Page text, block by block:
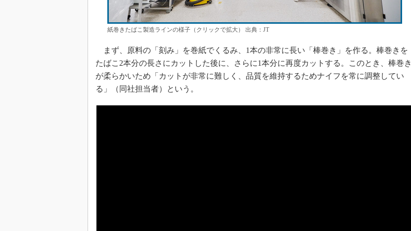
紙巻きたばこ製造ラインの様子（クリックで拡大） 出典：JT
まず、原料の「刻み」を巻紙でくるみ、1本の非常に長い「棒巻き」を作る。棒巻きを
たばこ2本分の長さにカットした後に、さらに1本分に再度カットする。このとき、棒巻き
が柔らかいため「カットが非常に難しく、品質を維持するためナイフを常に調整してい
る」（同社担当者）という。